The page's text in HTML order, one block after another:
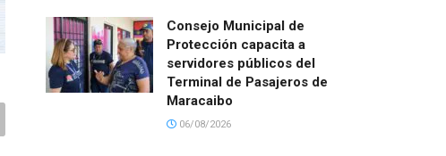
Consejo Municipal de
Protección capacita a
servidores públicos del
Terminal de Pasajeros de
Maracaibo
06/08/2026